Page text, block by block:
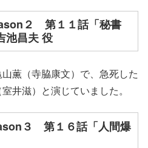
２ 第１１話「秘書
池昌夫 役
薫（寺脇康文）で、急死した
井滋）と演じていました。
３ 第１６話「人間爆